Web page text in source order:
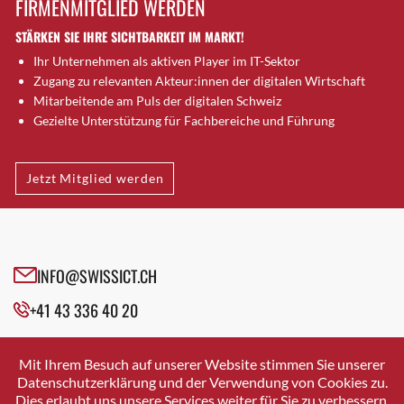
Brugg AG
Brütten
Bubendorf
Bubikon
Buchs (SG)
Bäretswil
Bülach
Cazis
Crissier
Davos Platz
Dierikon
Dietikon
FIRMENMITGLIED WERDEN
STÄRKEN SIE IHRE SICHTBARKEIT IM MARKT!
Ihr Unternehmen als aktiven Player im IT-Sektor
Zugang zu relevanten Akteur:innen der digitalen Wirtschaft
Mitarbeitende am Puls der digitalen Schweiz
Gezielte Unterstützung für Fachbereiche und Führung
Jetzt Mitglied werden
INFO@SWISSICT.CH
+41 43 336 40 20
SWISSICT
VULKANSTRASSE 120
8048 ZURICH
Mit Ihrem Besuch auf unserer Website stimmen Sie unserer
Datenschutzerklärung und der Verwendung von Cookies zu.
Dies erlaubt uns unsere Services weiter für Sie zu verbessern.